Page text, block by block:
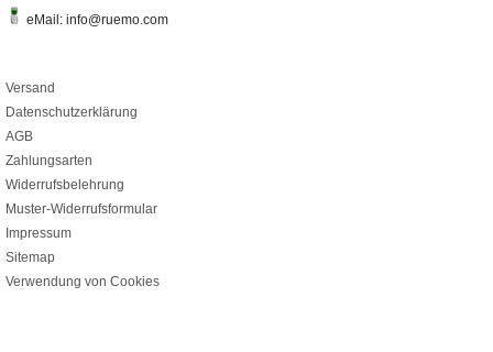
eMail: info@ruemo.com
Versand
Datenschutzerklärung
AGB
Zahlungsarten
Widerrufsbelehrung
Muster-Widerrufsformular
Impressum
Sitemap
Verwendung von Cookies